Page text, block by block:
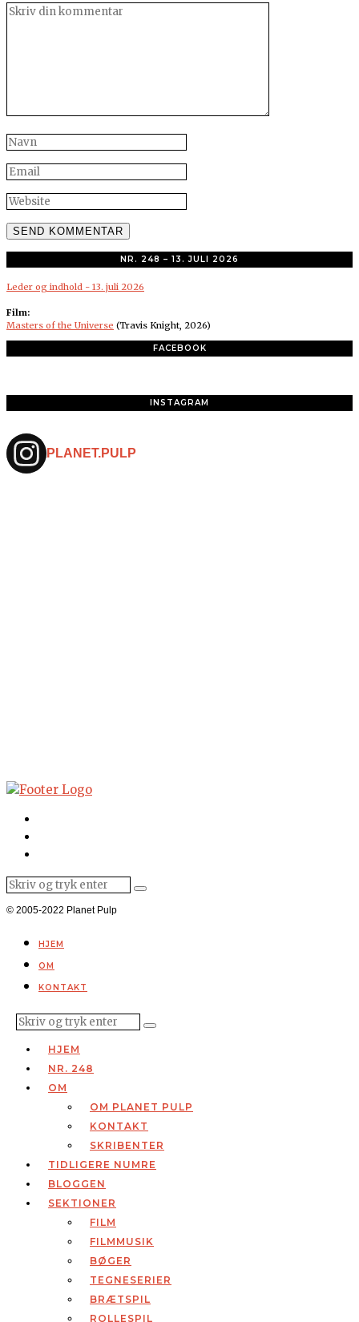
NR. 248 – 13. JULI 2026
Leder og indhold - 13. juli 2026
Film:
Masters of the Universe (Travis Knight, 2026)
FACEBOOK
INSTAGRAM
PLANET.PULP
© 2005-2022 Planet Pulp
HJEM
OM
KONTAKT
HJEM
NR. 248
OM
OM PLANET PULP
KONTAKT
SKRIBENTER
TIDLIGERE NUMRE
BLOGGEN
SEKTIONER
FILM
FILMMUSIK
BØGER
TEGNESERIER
BRÆTSPIL
ROLLESPIL